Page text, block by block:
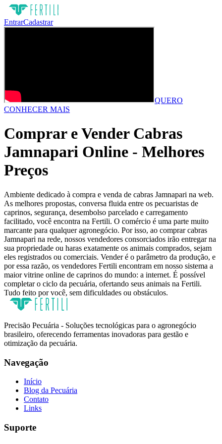
EntrarCadastrar
QUERO
CONHECER MAIS
Comprar e Vender Cabras
Jamnapari Online - Melhores
Preços
Ambiente dedicado à compra e venda de cabras Jamnapari na web.
As melhores propostas, conversa fluida entre os pecuaristas de
caprinos, segurança, desembolso parcelado e carregamento
facilitado, você encontra na Fertili. O comércio é uma parte muito
marcante para qualquer agronegócio. Por isso, ao comprar cabras
Jamnapari na rede, nossos vendedores consorciados irão entregar na
sua propriedade ou haras exatamente os animais comprados, sejam
eles registrados ou comerciais. Vender é o parâmetro da produção, e
por essa razão, os vendedores Fertili encontram em nosso sistema a
maior vitrine online de caprinos do mundo: a internet. É possível
completar o ciclo da pecuária, ofertando seus animais na Fertili.
Tudo feito por você, sem dificuldades ou obstáculos.
Precisão Pecuária - Soluções tecnológicas para o agronegócio
brasileiro, oferecendo ferramentas inovadoras para gestão e
otimização da pecuária.
Navegação
Início
Blog da Pecuária
Contato
Links
Suporte